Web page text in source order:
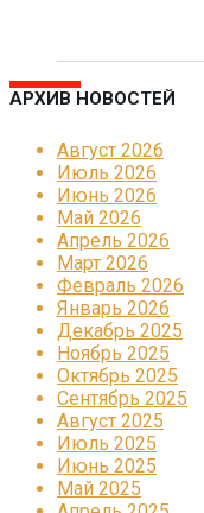
АРХИВ НОВОСТЕЙ
Август 2026
Июль 2026
Июнь 2026
Май 2026
Апрель 2026
Март 2026
Февраль 2026
Январь 2026
Декабрь 2025
Ноябрь 2025
Октябрь 2025
Сентябрь 2025
Август 2025
Июль 2025
Июнь 2025
Май 2025